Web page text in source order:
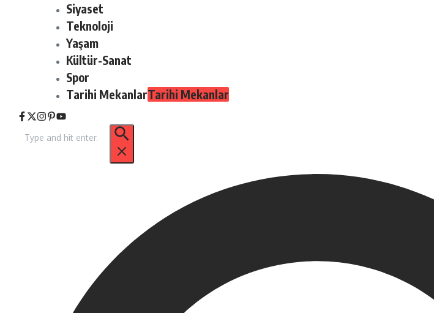
Siyaset
Teknoloji
Yaşam
Kültür-Sanat
Spor
Tarihi MekanlarTarihi Mekanlar